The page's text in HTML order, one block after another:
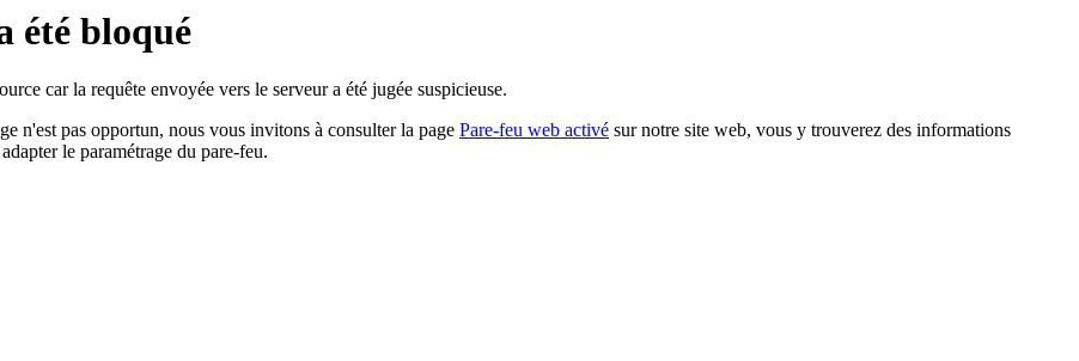
été bloqué
car la requête envoyée vers le serveur a été jugée suspicieuse.
n'est pas opportun, nous vous invitons à consulter la page Pare-feu web activé sur notre site web, vous y trouverez des informations
le paramétrage du pare-feu.